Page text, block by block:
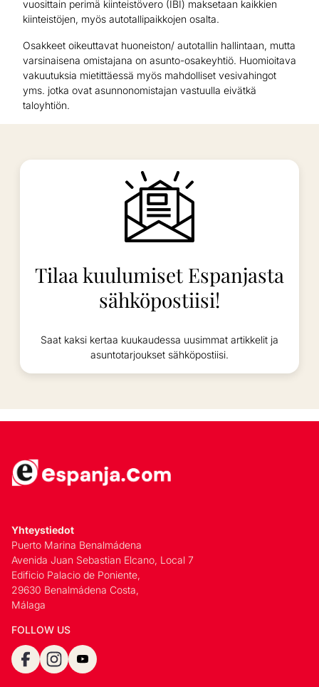
vuosittain perimä kiinteistövero (IBI) maksetaan kaikkien
kiinteistöjen, myös autotallipaikkojen osalta.
Osakkeet oikeuttavat huoneiston/ autotallin hallintaan, mutta
varsinaisena omistajana on asunto-osakeyhtiö. Huomioitava
vakuutuksia mietittäessä myös mahdolliset vesivahingot
yms. jotka ovat asunnonomistajan vastuulla eivätkä
taloyhtiön.
Tilaa kuulumiset Espanjasta
sähköpostiisi!
Saat kaksi kertaa kuukaudessa uusimmat artikkelit ja
asuntotarjoukset sähköpostiisi.
Yhteystiedot
Puerto Marina Benalmádena
Avenida Juan Sebastian Elcano, Local 7
Edificio Palacio de Poniente,
29630 Benalmádena Costa,
Málaga
FOLLOW US